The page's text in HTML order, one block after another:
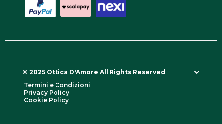
© 2025 Ottica D'Amore All Rights Reserved
Termini e Condizioni
Privacy Policy
Cookie Policy